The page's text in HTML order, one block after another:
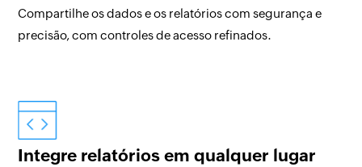
Compartilhe os dados e os relatórios com segurança e
precisão, com controles de acesso refinados.
Integre relatórios em qualquer lugar